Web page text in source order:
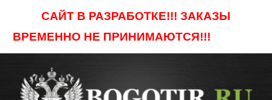
САЙТ В РАЗРАБОТКЕ!!! ЗАКАЗЫ
ВРЕМЕННО НЕ ПРИНИМАЮТСЯ!!!
content